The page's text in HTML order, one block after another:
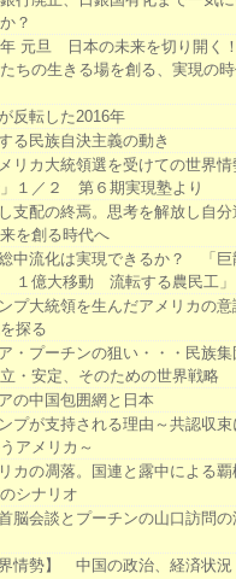
？
元旦 日本の未来を切り開く！
ちの生きる場を創る、実現の
反転した2016年
る民族自決主義の動き
メリカ大統領選を受けての世界情
１／２ 第６期実現塾より
支配の終焉。思考を解放し自分
を創る時代へ
中流化は実現できるか？ 「巨
１億大移動 流転する農民工」
プ大統領を生んだアメリカの意
探る
・プーチンの狙い・・・民族集
・安定、そのための世界戦略
の中国包囲網と日本
プが支持される理由～共認収束
アメリカ～
カの凋落。国連と露中による覇
シナリオ
脳会談とプーチンの山口訪問の
界情勢】 中国の政治、経済状況